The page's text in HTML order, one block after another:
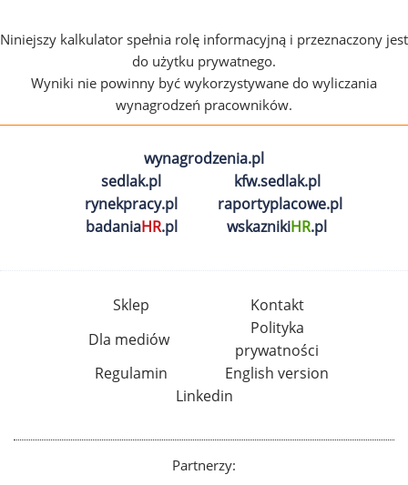
Niniejszy kalkulator spełnia rolę informacyjną i przeznaczony jest
do użytku prywatnego.
Wyniki nie powinny być wykorzystywane do wyliczania
wynagrodzeń pracowników.
wynagrodzenia.pl
sedlak.pl
kfw.sedlak.pl
rynekpracy.pl
raportyplacowe.pl
badaniaHR.pl wskaznikiHR.pl
Sklep
Kontakt
Dla mediów
Polityka
prywatności
Regulamin
English version
Linkedin
Partnerzy: